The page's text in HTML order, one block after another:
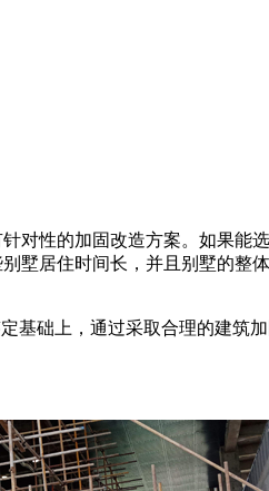
性的加固改造方案。如果能
墅居住时间长，并且别墅的整
础上，通过采取合理的建筑